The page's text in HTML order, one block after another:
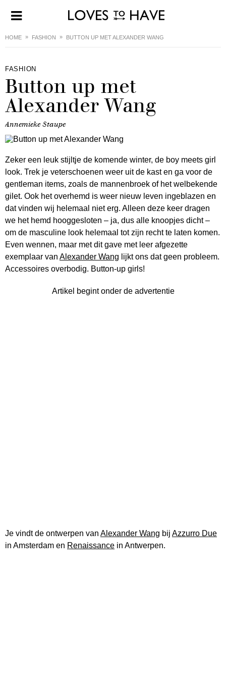
HOME FASHION BUTTON UP MET ALEXANDER WANG
FASHION
Button up met
Alexander Wang
Annemieke Staupe
Zeker een leuk stijltje de komende winter, de boy meets girl
look. Trek je veterschoenen weer uit de kast en ga voor de
gentleman items, zoals de mannenbroek of het welbekende
gilet. Ook het overhemd is weer nieuw leven ingeblazen en
dat vinden wij helemaal niet erg. Alleen deze keer dragen
we het hemd hooggesloten – ja, dus alle knoopjes dicht –
om de masculine look helemaal tot zijn recht te laten komen.
Even wennen, maar met dit gave met leer afgezette
exemplaar van Alexander Wang lijkt ons dat geen probleem.
Accessoires overbodig. Button-up girls!
Artikel begint onder de advertentie
Je vindt de ontwerpen van Alexander Wang bij Azzurro Due
in Amsterdam en Renaissance in Antwerpen.